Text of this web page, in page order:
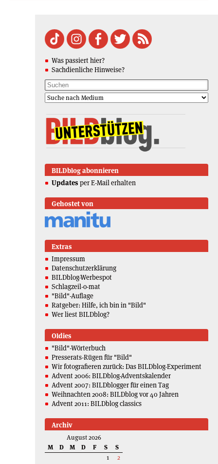
Was passiert hier?
Sachdienliche Hinweise?
BILDblog abonnieren
Updates per E-Mail erhalten
Gehostet von
Extras
Impressum
Datenschutzerklärung
BILDblog-Werbespot
Schlagzeil-o-mat
"Bild"-Auflage
Ratgeber: Hilfe, ich bin in "Bild"
Wer liest BILDblog?
Oldies
"Bild"-Wörterbuch
Presserats-Rügen für "Bild"
Wir fotografieren zurück: Das BILDblog-Experiment
Advent 2006: BILDblog-Adventskalender
Advent 2007: BILDblogger für einen Tag
Weihnachten 2008: BILDblog vor 40 Jahren
Advent 2011: BILDblog classics
Archiv
August 2026
M
D M D F S
S
1
2